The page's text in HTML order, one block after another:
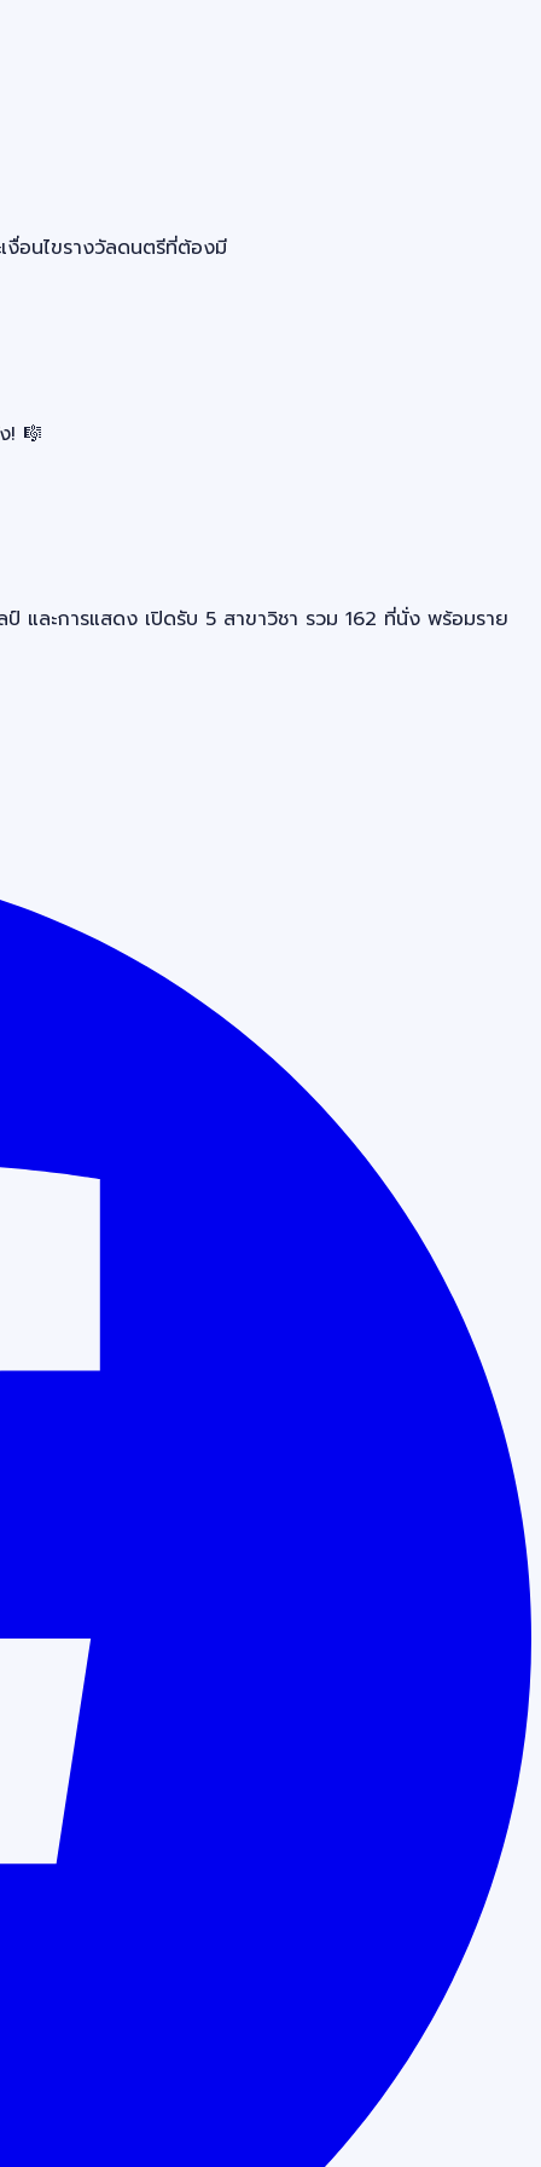
งื่อนไขรางวัลดนตรีที่ต้องมี
! 🎼
และการแสดง เปิดรับ 5 สาขาวิชา รวม 162 ที่นั่ง พร้อมราย